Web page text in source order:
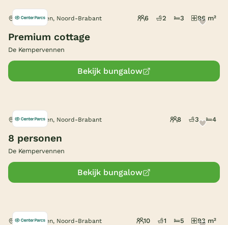
België
Blog
Onze e-boeken
Westerhoven, Noord-Brabant 6 2 3 96 m²
Premium cottage
De Kempervennen
Bekijk bungalow
Westerhoven, Noord-Brabant 8 3 4
8 personen
De Kempervennen
Bekijk bungalow
Westerhoven, Noord-Brabant 10 1 5 93 m²